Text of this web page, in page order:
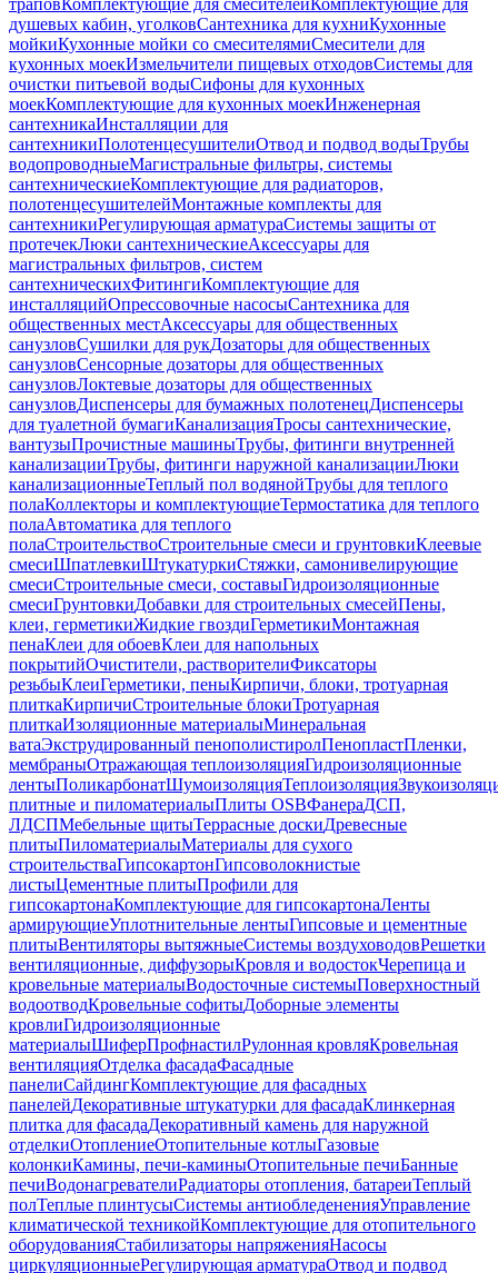
траповКомплектующие для смесителейКомплектующие для
душевых кабин, уголковСантехника для кухниКухонные
мойкиКухонные мойки со смесителямиСмесители для
кухонных моекИзмельчители пищевых отходовСистемы для
очистки питьевой водыСифоны для кухонных
моекКомплектующие для кухонных моекИнженерная
сантехникаИнсталляции для
сантехникиПолотенцесушителиОтвод и подвод водыТрубы
водопроводныеМагистральные фильтры, системы
сантехническиеКомплектующие для радиаторов,
полотенцесушителейМонтажные комплекты для
сантехникиРегулирующая арматураСистемы защиты от
протечекЛюки сантехническиеАксессуары для
магистральных фильтров, систем
сантехническихФитингиКомплектующие для
инсталляцийОпрессовочные насосыСантехника для
общественных местАксессуары для общественных
санузловСушилки для рукДозаторы для общественных
санузловСенсорные дозаторы для общественных
санузловЛоктевые дозаторы для общественных
санузловДиспенсеры для бумажных полотенецДиспенсеры
для туалетной бумагиКанализацияТросы сантехнические,
вантузыПрочистные машиныТрубы, фитинги внутренней
канализацииТрубы, фитинги наружной канализацииЛюки
канализационныеТеплый пол водянойТрубы для теплого
полаКоллекторы и комплектующиеТермостатика для теплого
полаАвтоматика для теплого
полаСтроительствоСтроительные смеси и грунтовкиКлеевые
смесиШпатлевкиШтукатуркиСтяжки, самонивелирующие
смесиСтроительные смеси, составыГидроизоляционные
смесиГрунтовкиДобавки для строительных смесейПены,
клеи, герметикиЖидкие гвоздиГерметикиМонтажная
пенаКлеи для обоевКлеи для напольных
покрытийОчистители, растворителиФиксаторы
резьбыКлеиГерметики, пеныКирпичи, блоки, тротуарная
плиткаКирпичиСтроительные блокиТротуарная
плиткаИзоляционные материалыМинеральная
ватаЭкструдированный пенополистиролПенопластПленки,
мембраныОтражающая теплоизоляцияГидроизоляционные
лентыПоликарбонатШумоизоляцияТеплоизоляция
плитные и пиломатериалыПлиты OSBФанераДСП,
ЛДСПМебельные щитыТеррасные доскиДревесные
плитыПиломатериалыМатериалы для сухого
строительстваГипсокартонГипсоволокнистые
листыЦементные плитыПрофили для
гипсокартонаКомплектующие для гипсокартонаЛенты
армирующиеУплотнительные лентыГипсовые и цементные
плитыВентиляторы вытяжныеСистемы воздуховодовРешетки
вентиляционные, диффузорыКровля и водостокЧерепица и
кровельные материалыВодосточные системыПоверхностный
водоотводКровельные софитыДоборные элементы
кровлиГидроизоляционные
материалыШиферПрофнастилРулонная кровляКровельная
вентиляцияОтделка фасадаФасадные
панелиСайдингКомплектующие для фасадных
панелейДекоративные штукатурки для фасадаКлинкерная
плитка для фасадаДекоративный камень для наружной
отделкиОтоплениеОтопительные котлыГазовые
колонкиКамины, печи-каминыОтопительные печиБанные
печиВодонагревателиРадиаторы отопления, батареиТеплый
полТеплые плинтусыСистемы антиобледененияУправление
климатической техникойКомплектующие для отопительного
оборудованияСтабилизаторы напряженияНасосы
циркуляционныеРегулирующая арматураОтвод и подвод